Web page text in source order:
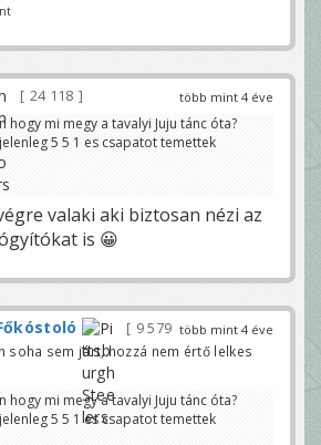
több mint 4 éve
24 118
hogy mi megy a tavalyi Juju tánc óta?
5 5 1 es csapatot temettek
valaki aki biztosan nézi az
is 😀
több mint 4 éve
9 579
soha sem járt, hozzá nem értő lelkes
hogy mi megy a tavalyi Juju tánc óta?
5 5 1 es csapatot temettek